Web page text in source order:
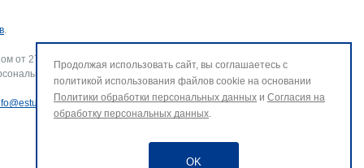
.
от 27.07.2006 г. № 152-ФЗ «О персональных данных».
данных и использование файлов cookie. В случае
.
Продолжая использовать сайт, вы соглашаетесь с
политикой использования файлов cookie на основании
Политики обработки персональных данных и Согласия на
обработку персональных данных.
OK